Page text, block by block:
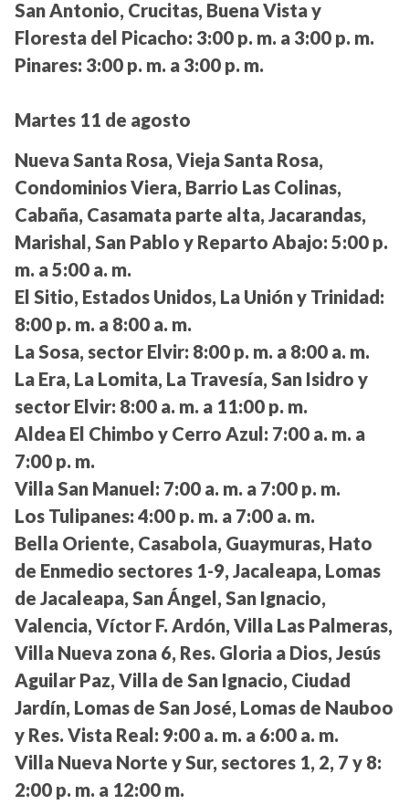
San Antonio, Crucitas, Buena Vista y
Floresta del Picacho: 3:00 p. m. a 3:00 p. m.
Pinares: 3:00 p. m. a 3:00 p. m.
Martes 11 de agosto
Nueva Santa Rosa, Vieja Santa Rosa,
Condominios Viera, Barrio Las Colinas,
Cabaña, Casamata parte alta, Jacarandas,
Marishal, San Pablo y Reparto Abajo: 5:00 p.
m. a 5:00 a. m.
El Sitio, Estados Unidos, La Unión y Trinidad:
8:00 p. m. a 8:00 a. m.
La Sosa, sector Elvir: 8:00 p. m. a 8:00 a. m.
La Era, La Lomita, La Travesía, San Isidro y
sector Elvir: 8:00 a. m. a 11:00 p. m.
Aldea El Chimbo y Cerro Azul: 7:00 a. m. a
7:00 p. m.
Villa San Manuel: 7:00 a. m. a 7:00 p. m.
Los Tulipanes: 4:00 p. m. a 7:00 a. m.
Bella Oriente, Casabola, Guaymuras, Hato
de Enmedio sectores 1-9, Jacaleapa, Lomas
de Jacaleapa, San Ángel, San Ignacio,
Valencia, Víctor F. Ardón, Villa Las Palmeras,
Villa Nueva zona 6, Res. Gloria a Dios, Jesús
Aguilar Paz, Villa de San Ignacio, Ciudad
Jardín, Lomas de San José, Lomas de Nauboo
y Res. Vista Real: 9:00 a. m. a 6:00 a. m.
Villa Nueva Norte y Sur, sectores 1, 2, 7 y 8:
2:00 p. m. a 12:00 m.